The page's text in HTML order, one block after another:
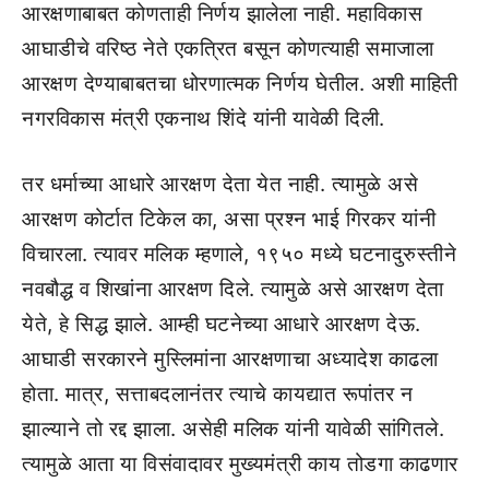
आरक्षणाबाबत कोणताही निर्णय झालेला नाही. महाविकास
आघाडीचे वरिष्ठ नेते एकत्रित बसून कोणत्याही समाजाला
आरक्षण देण्याबाबतचा धोरणात्मक निर्णय घेतील. अशी माहिती
नगरविकास मंत्री एकनाथ शिंदे यांनी यावेळी दिली.
तर धर्माच्या आधारे आरक्षण देता येत नाही. त्यामुळे असे
आरक्षण कोर्टात टिकेल का, असा प्रश्न भाई गिरकर यांनी
विचारला. त्यावर मलिक म्हणाले, १९५० मध्ये घटनादुरुस्तीने
नवबौद्ध व शिखांना आरक्षण दिले. त्यामुळे असे आरक्षण देता
येते, हे सिद्ध झाले. आम्ही घटनेच्या आधारे आरक्षण देऊ.
आघाडी सरकारने मुस्लिमांना आरक्षणाचा अध्यादेश काढला
होता. मात्र, सत्ताबदलानंतर त्याचे कायद्यात रूपांतर न
झाल्याने तो रद्द झाला. असेही मलिक यांनी यावेळी सांगितले.
त्यामुळे आता या विसंवादावर मुख्यमंत्री काय तोडगा काढणार